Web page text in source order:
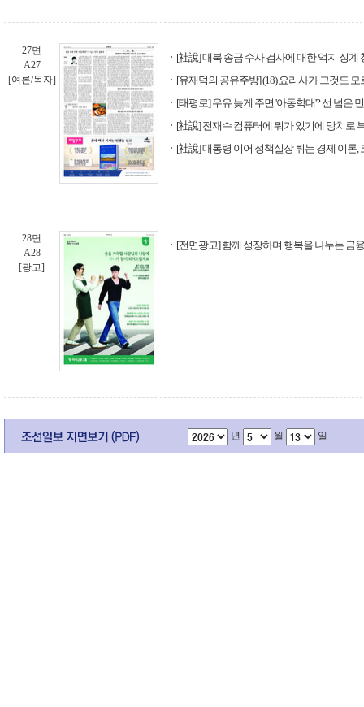
27면
A27
[여론/독자]
[社說] 대북 송금 수사 검사에 대한 억지 징계
[유재덕의 공유주방] (18) 요리사가 그것도 모
[태평로] 우유 늦게 주면 '아동학대'? 선 넘은
[社說] 전재수 컴퓨터에 뭐가 있기에 망치로
[社說] 대통령 이어 정책실장 튀는 경제 이론,
28면
A28
[광고]
[전면광고] 함께 성장하며 행복을 나누는 금
년 월 일